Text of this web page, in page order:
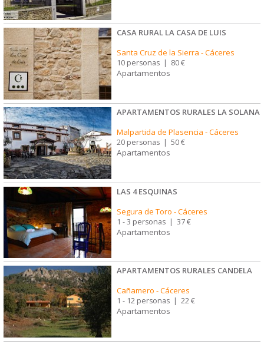
CASA RURAL LA CASA DE LUIS
Santa Cruz de la Sierra -Cáceres
10 personas | 80 €
Apartamentos
APARTAMENTOS RURALES LA SOLANA
Malpartida de Plasencia -Cáceres
20 personas | 50 €
Apartamentos
LAS 4 ESQUINAS
Segura de Toro -Cáceres
1 - 3 personas | 37 €
Apartamentos
APARTAMENTOS RURALES CANDELA
Cañamero -Cáceres
1 - 12 personas | 22 €
Apartamentos